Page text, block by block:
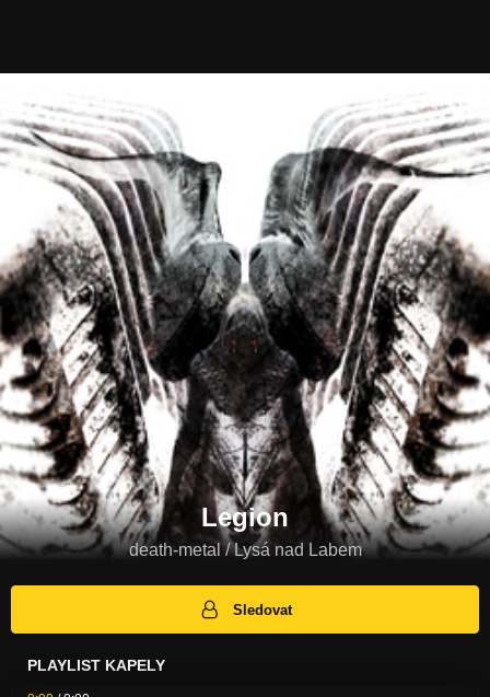
Legion
death-metal / Lysá nad Labem
Sledovat
PLAYLIST KAPELY